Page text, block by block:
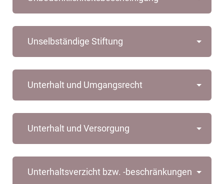
Unselbständige Stiftung
Unterhalt und Umgangsrecht
Unterhalt und Versorgung
Unterhaltsverzicht bzw. -beschränkungen